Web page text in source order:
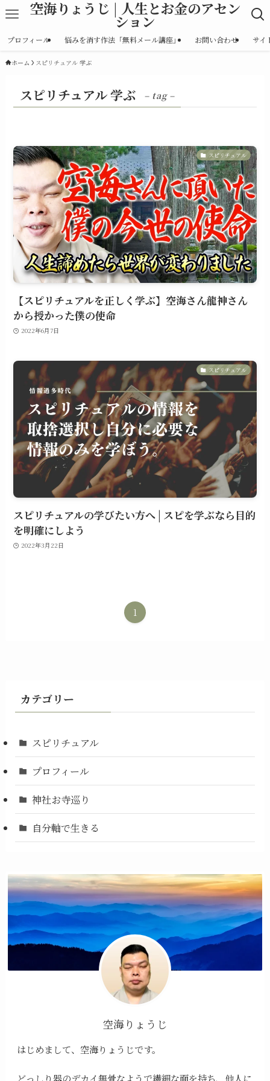
空海りょうじ | 人生とお金のアセン
ション
プロフィール 悩みを消す作法「無料メール講座」 お問い合わせ サイ
ホーム スピリチュアル 学ぶ
スピリチュアル 学ぶ – tag –
スピリチュアル
【スピリチュアルを正しく学ぶ】空海さん龍神さん
から授かった僕の使命
2022年6月7日
スピリチュアル
スピリチュアルの学びたい方へ | スピを学ぶなら目的
を明確にしよう
2022年3月22日
1
カテゴリー
スピリチュアル
プロフィール
神社お寺巡り
自分軸で生きる
空海りょうじ
はじめまして、空海りょうじです。
どっしり器のデカイ無骨なようで繊細な面を持ち、他人に